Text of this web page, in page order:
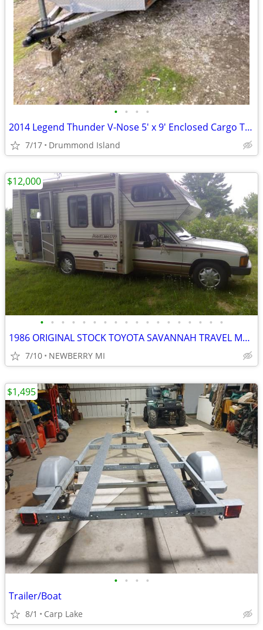
• • • •
2014 Legend Thunder V-Nose 5' x 9' Enclosed Cargo Trailer - $4,400 (Dr
7/17 Drummond Island
• • • • • • • • • • • • • • • • • •
1986 ORIGINAL STOCK TOYOTA SAVANNAH TRAVEL MASTER
7/10 NEWBERRY MI
$12,000
• • • •
Trailer/Boat
8/1 Carp Lake
$1,495